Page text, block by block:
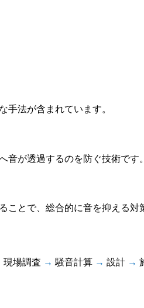
手法が含まれています。
が透過するのを防ぐ技術です。
とで、総合的に音を抑える対
現場調査 → 騒音計算 → 設計 →